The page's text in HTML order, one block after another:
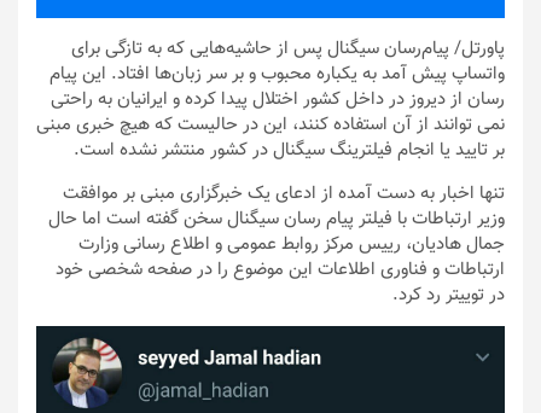
پاورتل/ پیام‌رسان سیگنال پس از حاشیه‌هایی که به تازگی برای
واتساپ پیش آمد به یکباره محبوب و بر سر زبان‌ها افتاد. این پیام
رسان از دیروز در داخل کشور اختلال پیدا کرده و ایرانیان به راحتی
نمی توانند از آن استفاده کنند، این در حالیست که هیچ خبری مبنی
بر تایید یا انجام فیلترینگ سیگنال در کشور منتشر نشده است.
تنها اخبار به دست آمده از ادعای یک خبرگزاری مبنی بر موافقت
وزیر ارتباطات با فیلتر پیام رسان سیگنال سخن گفته است اما حال
جمال هادیان، رییس مرکز روابط عمومی و اطلاع رسانی وزارت
ارتباطات و فناوری اطلاعات این موضوع را در صفحه شخصی خود
در توییتر رد کرد.